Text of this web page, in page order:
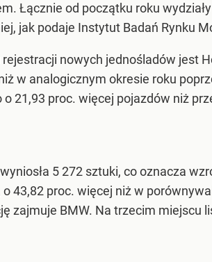
Łącznie od początku roku
jak podaje Instytut Badań Rynku
nowych jednośladów jest
w analogicznym okresie roku
21,93 proc. więcej pojazdów niż
5 272 sztuki, co oznacza
43,82 proc. więcej niż w
zajmuje BMW. Na trzecim miejscu